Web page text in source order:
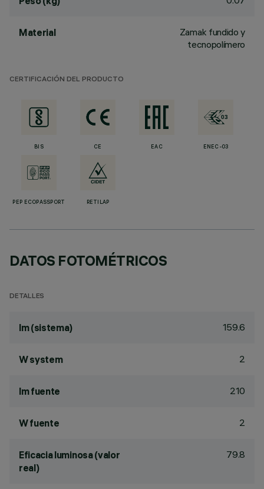
Material
Zamak fundido y
tecnopolímero
CERTIFICACIÓN DEL PRODUCTO
BIS CE EAC ENEC-03
PEP ECOPASSPORT RETILAP
DATOS FOTOMÉTRICOS
DETALLES
lm (sistema) 159.6
W system 2
lm fuente 210
W fuente 2
Eficacia luminosa (valor
real)
79.8